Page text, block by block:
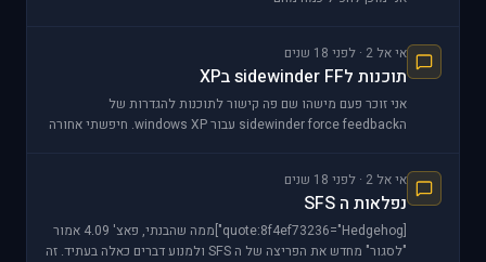
אי אל 2 · לפני 18 שנים
תוכנות לsidewinder FF בXP
אני זוכר פעם מישהו שם פה קישור לתוכנות להגדרות של
הsidewinder force feedback עבור windows XP. חיפשתי אחורה
אי אל 2 · לפני 18 שנים
נפלאות ה SFS
[quote:8f4ef73236="Hedgehog"]ממה שהבנתי, פאצ' 4.09 אמור
"לסגור" מחדש את הפריצה של ה SFS ולמנוע דברים כאלה בעתיד. זה